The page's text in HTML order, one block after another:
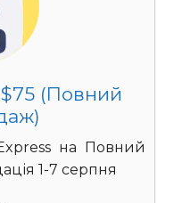
(Повний
на Повний
1-7 серпня